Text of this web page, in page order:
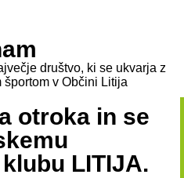
otroka in se
LITIJA.